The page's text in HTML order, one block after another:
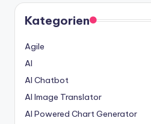
Kategorien
Agile
AI
AI Chatbot
AI Image Translator
AI Powered Chart Generator